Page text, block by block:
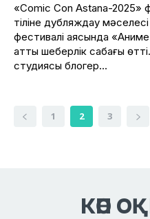
«Comic Con Astana-2025»
тіліне дубляждау
фестивалі аясында
атты шеберлік сабағы
студиясы блогер...
1 2 3
КӨП